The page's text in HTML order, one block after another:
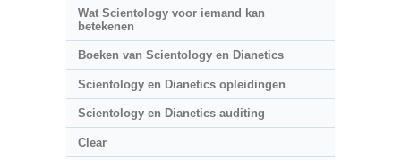
Wat Scientology voor iemand kan
betekenen
Boeken van Scientology en Dianetics
Scientology en Dianetics opleidingen
Scientology en Dianetics auditing
Clear